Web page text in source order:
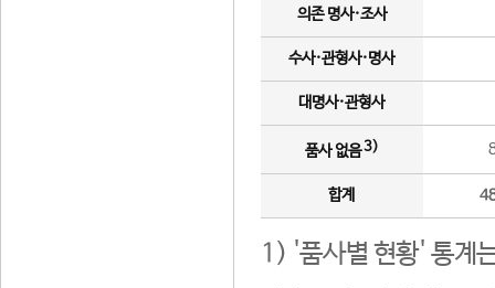
의존 명사·조사
수사·관형사·명사
대명사·관형사
품사 없음3)
합계
1) '품사별 현황' 통계